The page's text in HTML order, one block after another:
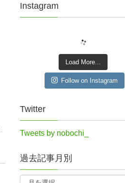
Instagram
Load More...
Follow on Instagram
Twitter
Tweets by nobochi_
過去記事月別